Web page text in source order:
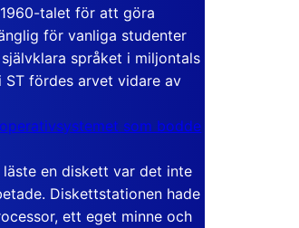
talet för att göra
för vanliga studenter
språket i miljontals
ST fördes arvet vidare av
som bodde
en diskett var det inte
Diskettstationen hade
ett eget minne och